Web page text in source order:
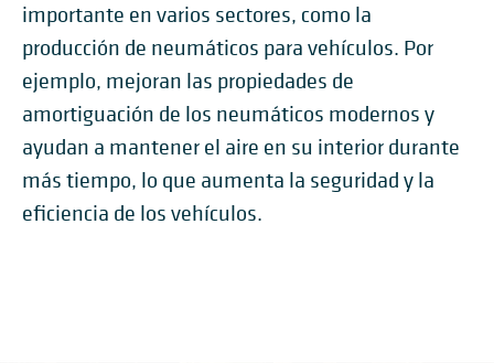
importante en varios sectores, como la
producción de neumáticos para vehículos. Por
ejemplo, mejoran las propiedades de
amortiguación de los neumáticos modernos y
ayudan a mantener el aire en su interior durante
más tiempo, lo que aumenta la seguridad y la
eficiencia de los vehículos.